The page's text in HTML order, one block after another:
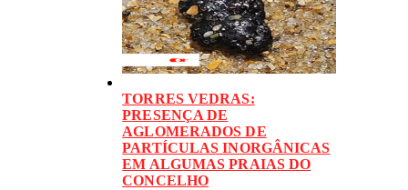
TORRES VEDRAS:
PRESENÇA DE
AGLOMERADOS DE
PARTÍCULAS INORGÂNICAS
EM ALGUMAS PRAIAS DO
CONCELHO